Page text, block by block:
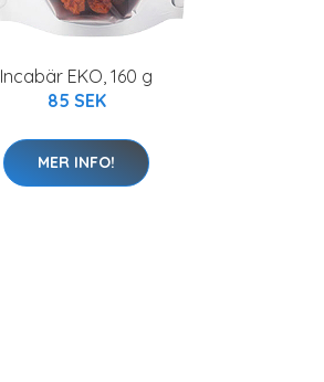
Incabär EKO, 160 g
85 SEK
MER INFO!